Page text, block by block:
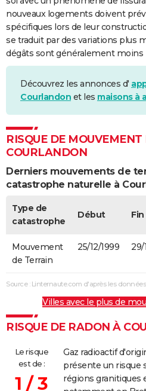
nouveaux logements doivent
spécifiques lors de leur
se traduit par des variations plus
dégâts sont généralement
Découvrez les annonces d'
Courlandon et les maisons à
RISQUE DE
COURLANDON
Derniers mouvements de
catastrophe naturelle à
Type de
catastrophe
Début Fin
Mouvement
de Terrain
25/12/1999 29/
Source : Linternaute.com d'après les
Villes avec le plus de
RISQUE DE RADON À
Le risque
est de :
1 / 3
Gaz radioactif
présente un risque
régions granitiques